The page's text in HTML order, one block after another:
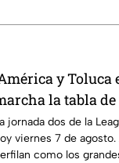
y Toluca
la tabla
Cup
jornada dos de la
viernes 7 de
como los